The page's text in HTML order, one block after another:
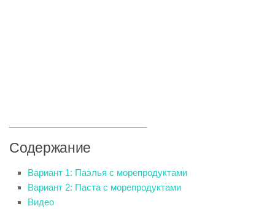
Содержание
Вариант 1: Паэлья с морепродуктами
Вариант 2: Паста с морепродуктами
Видео